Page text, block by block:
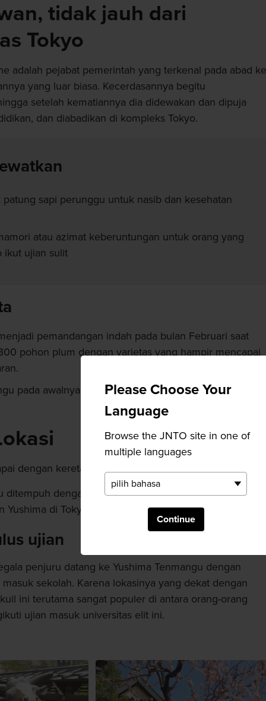
Please Choose Your
Language
Browse the JNTO site in one of
multiple languages
Continue
tidak jauh dari
Tokyo
adalah pejabat pemerintah yang terkenal pada abad
yang luar biasa. Kecerdasannya begitu
setelah kematiannya dia didewakan dan dipuja
dan diabadikan di kompleks Tokyo.
sapi perunggu untuk nasib dan kesehatan
atau azimat keberuntungan untuk orang yang
ikut ujian sulit
pemandangan indah pada bulan Februari saat
pohon plum dengan varietas yang hampir mencapai
pada awalnya dibangun pada tahun 458 Masehi.
dengan kereta api.
ditempuh dengan berjalan kaki selama dua menit dari
Yushima di Tokyo Metro Chiyoda Line.
ujian
penjuru datang ke Yushima Tenmangu dengan
sekolah. Karena lokasinya yang dekat dengan
ini terutama sangat populer di antara orang-orang
ujian masuk universitas elit ini.